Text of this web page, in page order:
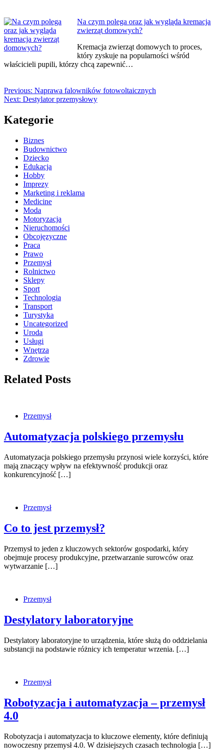
Na czym polega oraz jak wygląda kremacja
zwierząt domowych?
Kremacja zwierząt domowych to proces,
który zyskuje na popularności wśród
właścicieli pupili, którzy chcą zapewnić…
Previous: Naprawa falowników fotowoltaicznych
Next: Destylator przemysłowy
Kategorie
Biznes
Budownictwo
Dziecko
Edukacja
Hobby
Imprezy
Marketing i reklama
Medicine
Moda
Motoryzacja
Nieruchomości
Obcojęzyczne
Praca
Prawo
Przemysł
Rolnictwo
Sklepy
Sport
Technologia
Transport
Turystyka
Uncategorized
Uroda
Usługi
Wnętrza
Zdrowie
Related Posts
Przemysł
Automatyzacja polskiego przemysłu
Automatyzacja polskiego przemysłu przynosi wiele korzyści, które
mają znaczący wpływ na efektywność produkcji oraz
konkurencyjność […]
Przemysł
Co to jest przemysł?
Przemysł to jeden z kluczowych sektorów gospodarki, który
obejmuje procesy produkcyjne, przetwarzanie surowców oraz
wytwarzanie […]
Przemysł
Destylatory laboratoryjne
Destylatory laboratoryjne to urządzenia, które służą do oddzielania
substancji na podstawie różnicy ich temperatur wrzenia. […]
Przemysł
Robotyzacja i automatyzacja – przemysł
4.0
Robotyzacja i automatyzacja to kluczowe elementy, które definiują
nowoczesny przemysł 4.0. W dzisiejszych czasach technologia […]